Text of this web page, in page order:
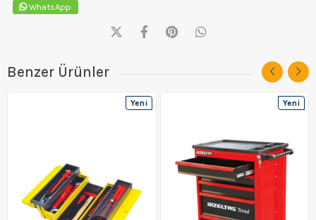
WhatsApp
Benzer Ürünler
Yeni
Yeni